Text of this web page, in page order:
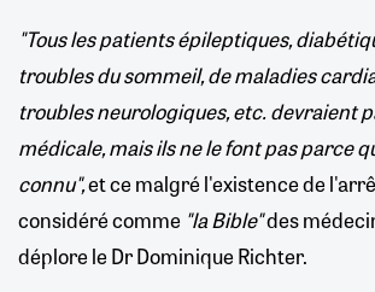
"Tous les patients épileptiques,
troubles du sommeil, de maladies
troubles neurologiques, etc. devraient
médicale, mais ils ne le font pas parce
connu",et ce malgré l'existence de
considéré comme "la Bible"des
déplore le Dr Dominique Richter.